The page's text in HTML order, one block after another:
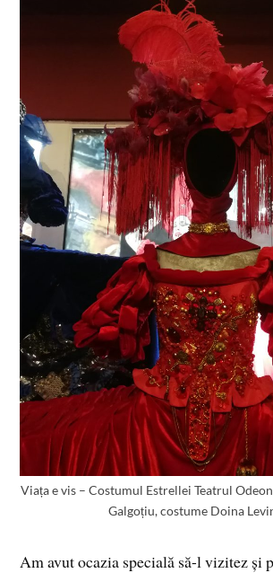
Viața e vis – Costumul Estrellei Teatrul
Galgoțiu, costume Doina
Am avut ocazia specială să-l vizitez și